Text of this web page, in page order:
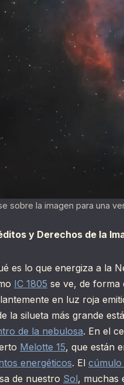
sobre la imagen para una
y Derechos de la
es lo que energiza a la
IC 1805 se ve, de forma
en luz roja
la silueta más grande
de la nebulosa. En el
Melotte 15, que están
energéticos. El cúmulo
de nuestro Sol, muchas